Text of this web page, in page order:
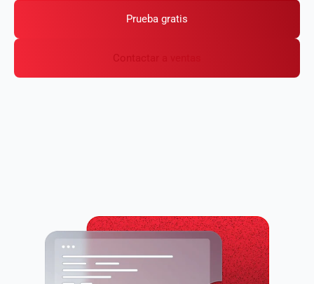
Prueba gratis
Contactar a ventas